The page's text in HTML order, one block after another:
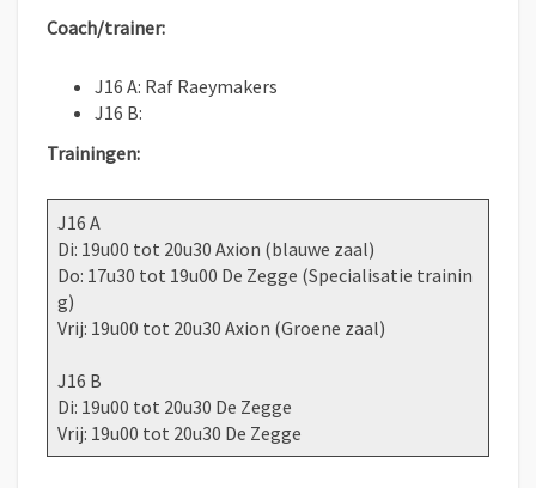
Coach/trainer:
J16 A: Raf Raeymakers
J16 B:
Trainingen:
J16 A
Di: 19u00 tot 20u30 Axion (blauwe zaal)
Do: 17u30 tot 19u00 De Zegge (Specialisatie trainin
g)
Vrij: 19u00 tot 20u30 Axion (Groene zaal)
J16 B
Di: 19u00 tot 20u30 De Zegge
Vrij: 19u00 tot 20u30 De Zegge